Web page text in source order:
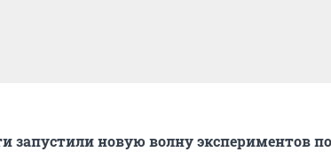
запустили новую волну экспериментов по